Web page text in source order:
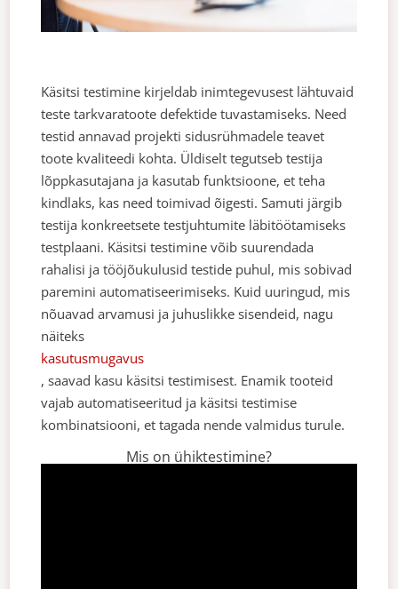
Käsitsi testimine kirjeldab inimtegevusest lähtuvaid
teste tarkvaratoote defektide tuvastamiseks. Need
testid annavad projekti sidusrühmadele teavet
toote kvaliteedi kohta. Üldiselt tegutseb testija
lõppkasutajana ja kasutab funktsioone, et teha
kindlaks, kas need toimivad õigesti. Samuti järgib
testija konkreetsete testjuhtumite läbitöötamiseks
testplaani. Käsitsi testimine võib suurendada
rahalisi ja tööjõukulusid testide puhul, mis sobivad
paremini automatiseerimiseks. Kuid uuringud, mis
nõuavad arvamusi ja juhuslikke sisendeid, nagu
näiteks
kasutusmugavus
, saavad kasu käsitsi testimisest. Enamik tooteid
vajab automatiseeritud ja käsitsi testimise
kombinatsiooni, et tagada nende valmidus turule.
Mis on ühiktestimine?